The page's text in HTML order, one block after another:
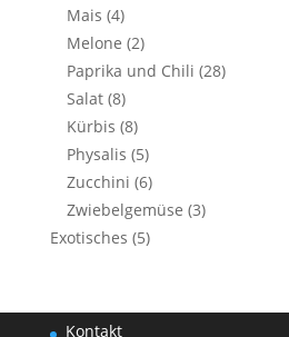
Mais (4)
Melone (2)
Paprika und Chili (28)
Salat (8)
Kürbis (8)
Physalis (5)
Zucchini (6)
Zwiebelgemüse (3)
Exotisches (5)
Kontakt